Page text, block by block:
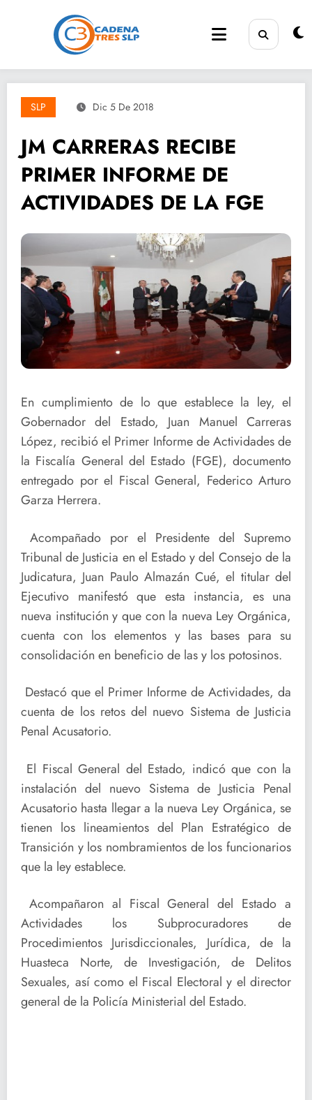
SLP Dic 5 De 2018
JM CARRERAS RECIBE
PRIMER INFORME DE
ACTIVIDADES DE LA FGE
En cumplimiento de lo que establece la ley, el
Gobernador del Estado, Juan Manuel Carreras
López, recibió el Primer Informe de Actividades de
la Fiscalía General del Estado (FGE), documento
entregado por el Fiscal General, Federico Arturo
Garza Herrera.
Acompañado por el Presidente del Supremo
Tribunal de Justicia en el Estado y del Consejo de la
Judicatura, Juan Paulo Almazán Cué, el titular del
Ejecutivo manifestó que esta instancia, es una
nueva institución y que con la nueva Ley Orgánica,
cuenta con los elementos y las bases para su
consolidación en beneficio de las y los potosinos.
Destacó que el Primer Informe de Actividades, da
cuenta de los retos del nuevo Sistema de Justicia
Penal Acusatorio.
El Fiscal General del Estado, indicó que con la
instalación del nuevo Sistema de Justicia Penal
Acusatorio hasta llegar a la nueva Ley Orgánica, se
tienen los lineamientos del Plan Estratégico de
Transición y los nombramientos de los funcionarios
que la ley establece.
Acompañaron al Fiscal General del Estado a
Actividades los Subprocuradores de
Procedimientos Jurisdiccionales, Jurídica, de la
Huasteca Norte, de Investigación, de Delitos
Sexuales, así como el Fiscal Electoral y el director
general de la Policía Ministerial del Estado.